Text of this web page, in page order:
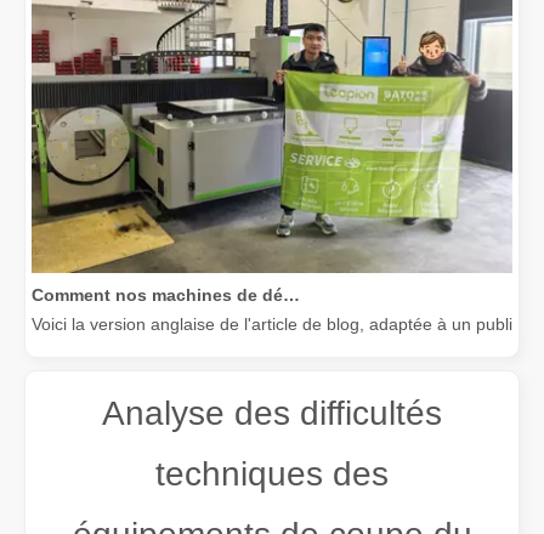
Voici la version anglaise de l'article de blog, adaptée à un public
Analyse des difficultés
techniques des